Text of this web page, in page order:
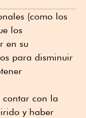
(como los
los
en su
para disminuir
contar con la
y haber